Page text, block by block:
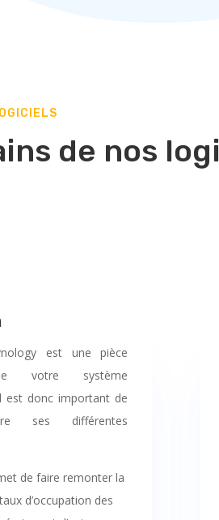
de nos
est une pièce
votre système
est donc important de
ses différentes
de faire remonter la
d’occupation des